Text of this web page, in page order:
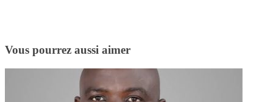
Vous pourrez aussi aimer